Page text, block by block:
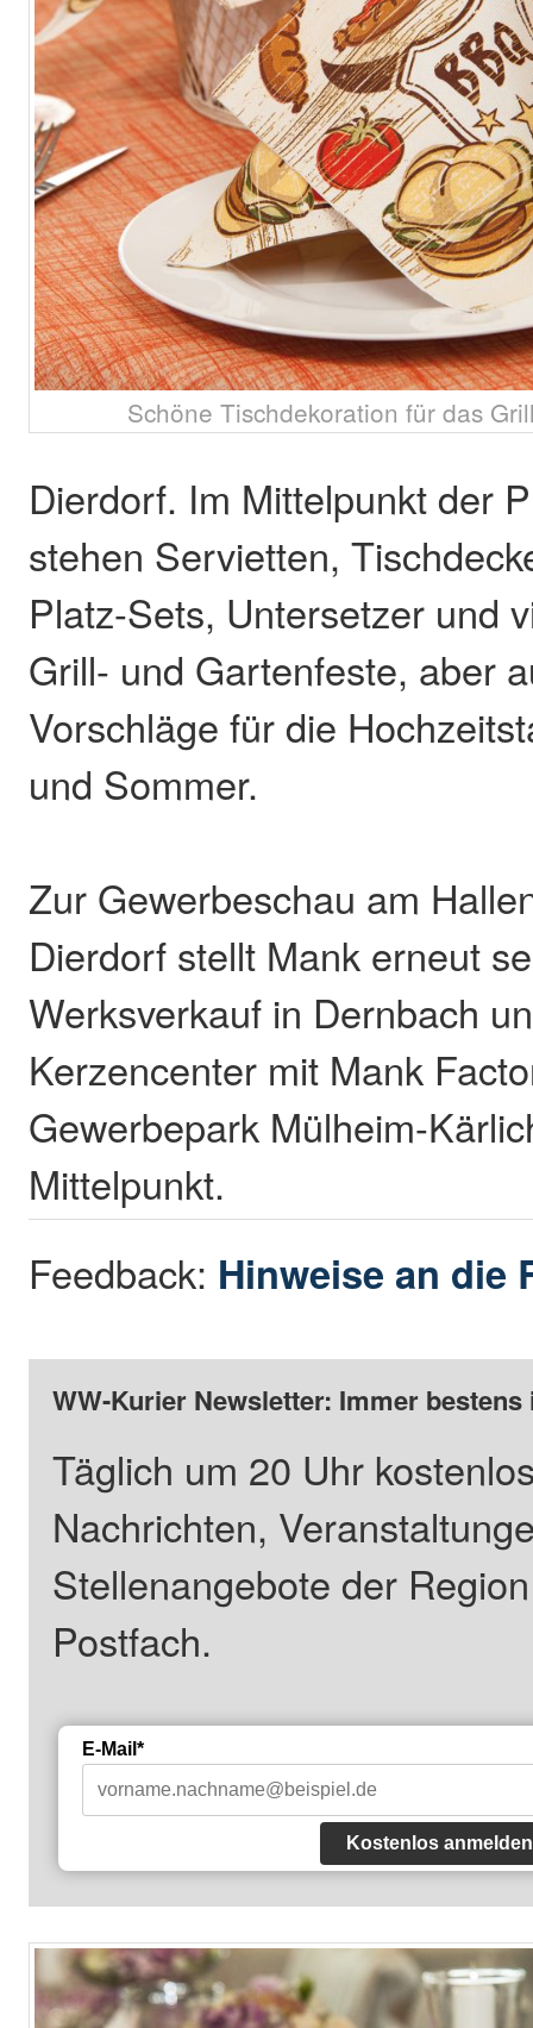
Schöne Tischdekoration für das
Dierdorf. Im Mittelpunkt der
stehen Servietten,
Platz-Sets, Untersetzer und
Grill- und Gartenfeste, aber
Vorschläge für die
und Sommer.
Zur Gewerbeschau am
Dierdorf stellt Mank erneut
Werksverkauf in Dernbach
Kerzencenter mit Mank
Gewerbepark Mülheim-
Mittelpunkt.
Feedback: Hinweise an die
WW-Kurier Newsletter: Immer
Täglich um 20 Uhr
Nachrichten,
Stellenangebote der
Postfach.
E-Mail*
Kostenlos anmelden